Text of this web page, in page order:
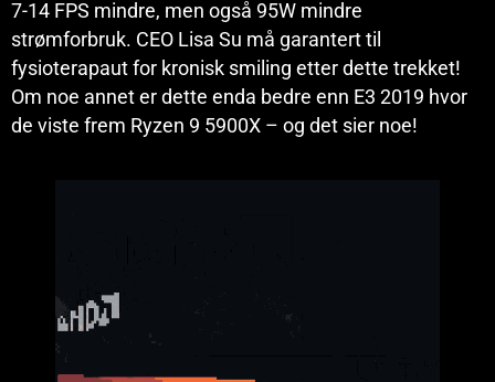
7-14 FPS mindre, men også 95W mindre
strømforbruk. CEO Lisa Su må garantert til
fysioterapaut for kronisk smiling etter dette trekket!
Om noe annet er dette enda bedre enn E3 2019 hvor
de viste frem Ryzen 9 5900X – og det sier noe!